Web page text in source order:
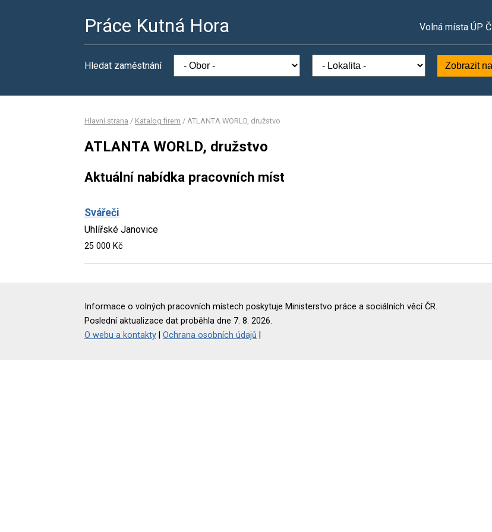
Práce Kutná Hora Volná místa ÚP
Hledat zaměstnání Zobrazit
Hlavní strana / Katalog firem / ATLANTA WORLD, družstvo
ATLANTA WORLD, družstvo
Aktuální nabídka pracovních míst
Svářeči
Uhlířské Janovice
25 000 Kč
Informace o volných pracovních místech poskytuje Ministerstvo práce a sociálních věcí ČR.
Poslední aktualizace dat proběhla dne 7. 8. 2026.
O webu a kontakty
Ochrana osobních údajů